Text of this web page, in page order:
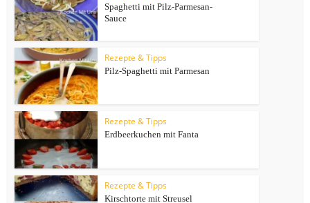
Spaghetti mit Pilz-Parmesan-
Sauce
Rezepte & Tipps
Pilz-Spaghetti mit Parmesan
Rezepte & Tipps
Erdbeerkuchen mit Fanta
Rezepte & Tipps
Kirschtorte mit Streusel